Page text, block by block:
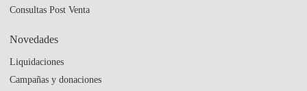
Consultas Post Venta
Novedades
Liquidaciones
Campañas y donaciones